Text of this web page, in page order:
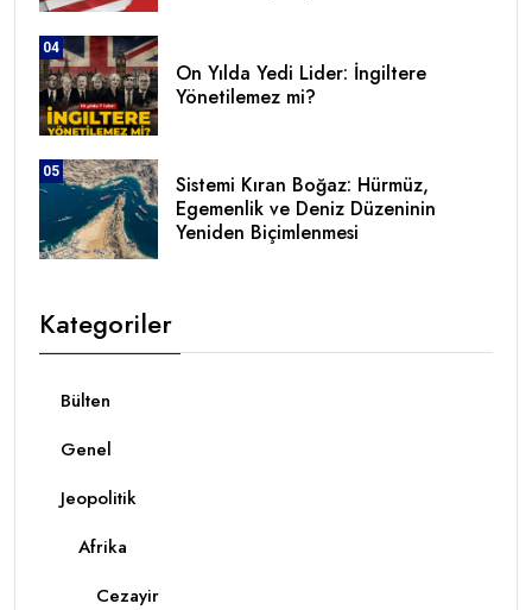
04
On Yılda Yedi Lider: İngiltere
Yönetilemez mi?
05
Sistemi Kıran Boğaz: Hürmüz,
Egemenlik ve Deniz Düzeninin
Yeniden Biçimlenmesi
Kategoriler
Bülten
Genel
Jeopolitik
Afrika
Cezayir